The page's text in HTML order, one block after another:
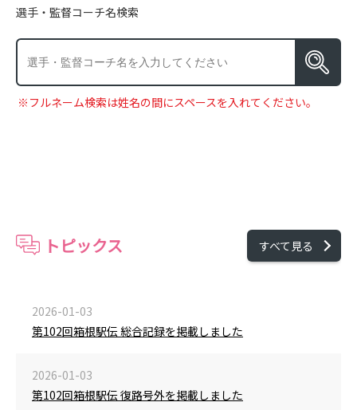
選手・監督コーチ名検索
※フルネーム検索は姓名の間にスペースを入れてください。
トピックス すべて見る
2026-01-03
第102回箱根駅伝 総合記録を掲載しました
2026-01-03
第102回箱根駅伝 復路号外を掲載しました